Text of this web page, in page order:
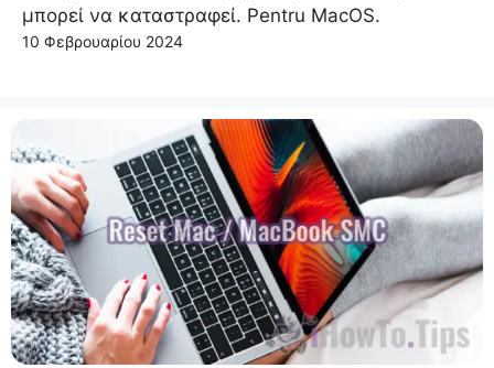
μπορεί να καταστραφεί. Pentru MacOS.
10 Φεβρουαρίου 2024